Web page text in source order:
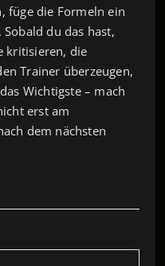
füge die Formeln ein
du das hast,
kritisieren, die
Trainer überzeugen,
Wichtigste – mach
erst am
dem nächsten